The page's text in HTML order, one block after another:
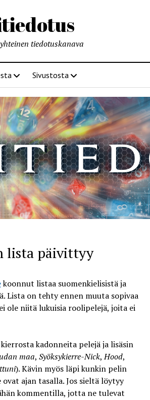
tiedotuskanava
Sivustosta
lista päivittyy
koonnut listaa suomenkielisistä ja
Lista on tehty ennen muuta sopivaa
ole niitä lukuisia roolipelejä, joita ei
kadonneita pelejä ja lisäsin
maa, Syöksykierre-Nick,Hood,
). Kävin myös läpi kunkin pelin
ajan tasalla. Jos sieltä löytyy
kommentilla, jotta ne tulevat